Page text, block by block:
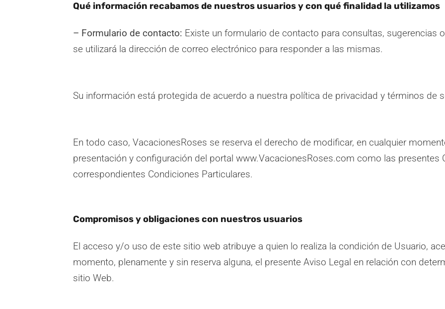
Qué información recabamos de nuestros usuarios y con qué finalidad la utilizamos
– Formulario de contacto: Existe un formulario de contacto para consultas, sugerencias
se utilizará la dirección de correo electrónico para responder a las mismas.
Su información está protegida de acuerdo a nuestra política de privacidad y términos de
En todo caso, VacacionesRoses se reserva el derecho de modificar, en cualquier
presentación y configuración del portal www.VacacionesRoses.com como las presentes
correspondientes Condiciones Particulares.
Compromisos y obligaciones con nuestros usuarios
El acceso y/o uso de este sitio web atribuye a quien lo realiza la condición de Usuario,
momento, plenamente y sin reserva alguna, el presente Aviso Legal en relación con
sitio Web.